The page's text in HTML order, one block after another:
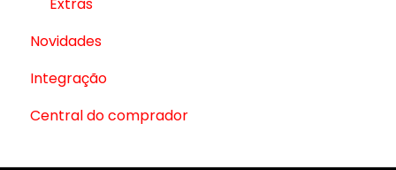
Novidades
Integração
Central do comprador